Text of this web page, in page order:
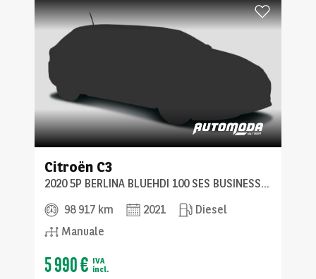
Citroën C3
2020 5P BERLINA BLUEHDI 100 SES BUSINESS COMBI
98 917 km
2021
Diesel
Manuale
5 990 € IVA
incl.